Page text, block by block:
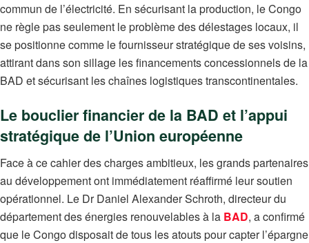
commun de l’électricité. En sécurisant la production, le Congo
ne règle pas seulement le problème des délestages locaux, il
se positionne comme le fournisseur stratégique de ses voisins,
attirant dans son sillage les financements concessionnels de la
BAD et sécurisant les chaînes logistiques transcontinentales.
Le bouclier financier de la BAD et l’appui
stratégique de l’Union européenne
Face à ce cahier des charges ambitieux, les grands partenaires
au développement ont immédiatement réaffirmé leur soutien
opérationnel. Le Dr Daniel Alexander Schroth, directeur du
département des énergies renouvelables à la BAD, a confirmé
que le Congo disposait de tous les atouts pour capter l’épargne